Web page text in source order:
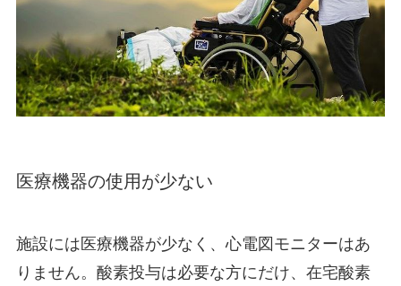
医療機器の使用が少ない
施設には医療機器が少なく、心電図モニターはあ
りません。酸素投与は必要な方にだけ、在宅酸素